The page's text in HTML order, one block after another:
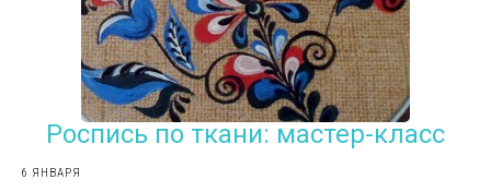
Роспись по ткани: мастер-класс
6 ЯНВАРЯ